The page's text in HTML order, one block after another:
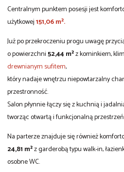
Centralnym punktem posesji jest
użytkowej151,06 m².
Już po przekroczeniu progu uwagę
o powierzchni52,44 m²z kominkiem,
drewnianym sufitem,
który nadaje wnętrzu niepowtarzalny
przestronność.
Salon płynnie łączy się z kuchnią i
tworząc otwartą i funkcjonalną
Na parterze znajduje się również
24,81 m²z garderobą typu walk-in,
osobne WC.